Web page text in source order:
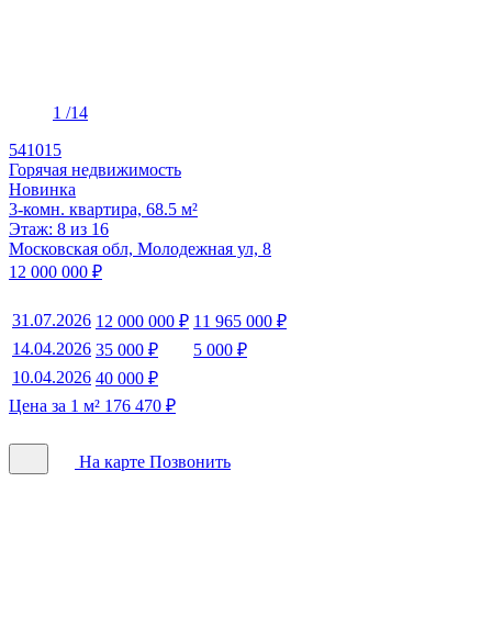
1 /14
541015
Горячая недвижимость
Новинка
3-комн. квартира, 68.5 м²
Этаж: 8 из 16
Московская обл, Молодежная ул, 8
12 000 000 ₽
31.07.2026 12 000 000 ₽ 11 965 000 ₽
14.04.2026 35 000 ₽
5 000 ₽
10.04.2026 40 000 ₽
Цена за 1 м² 176 470 ₽
На карте Позвонить